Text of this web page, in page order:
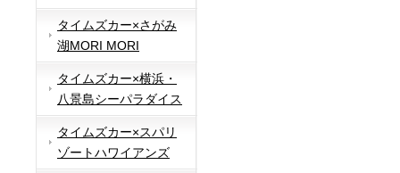
タイムズカー×さがみ
湖MORI MORI
タイムズカー×横浜・
八景島シーパラダイス
タイムズカー×スパリ
ゾートハワイアンズ